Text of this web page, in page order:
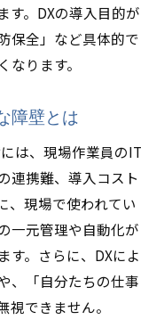
す。DXの導入目的が
保全」など具体的で
ります。
障壁とは
は、現場作業員のIT
連携難、導入コスト
、現場で使われてい
一元管理や自動化が
す。さらに、DXによ
、「自分たちの仕事
できません。